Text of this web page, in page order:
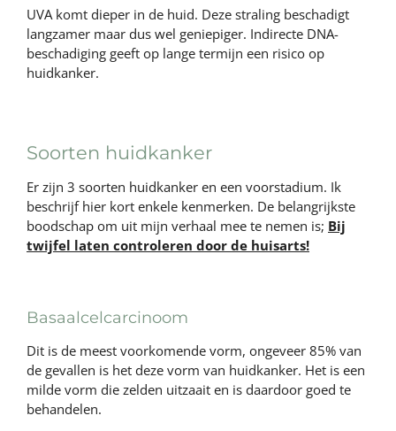
UVA komt dieper in de huid. Deze straling beschadigt
langzamer maar dus wel geniepiger. Indirecte DNA-
beschadiging geeft op lange termijn een risico op
huidkanker.
Soorten huidkanker
Er zijn 3 soorten huidkanker en een voorstadium. Ik
beschrijf hier kort enkele kenmerken. De belangrijkste
boodschap om uit mijn verhaal mee te nemen is; Bij
twijfel laten controleren door de huisarts!
Basaalcelcarcinoom
Dit is de meest voorkomende vorm, ongeveer 85% van
de gevallen is het deze vorm van huidkanker. Het is een
milde vorm die zelden uitzaait en is daardoor goed te
behandelen.